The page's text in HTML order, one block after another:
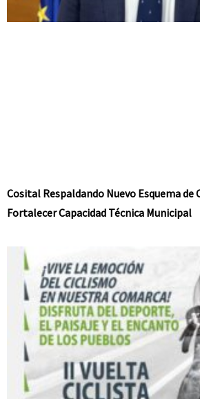
Cosital Respaldando Nuevo Esquema de
Fortalecer Capacidad Técnica Municipal